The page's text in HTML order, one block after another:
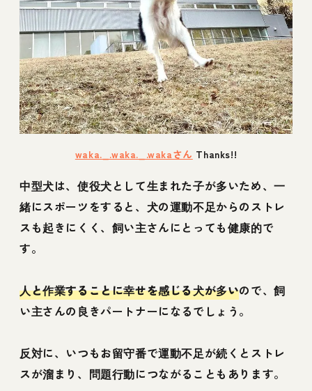
waka._.waka._.wakaさん Thanks!!
中型犬は、使役犬として生まれた子が多いため、一
緒にスポーツをすると、犬の運動不足からのストレ
スも起きにくく、飼い主さんにとっても健康的で
す。
人と作業することに幸せを感じる犬が多いので、飼
い主さんの良きパートナーになるでしょう。
反対に、いつもお留守番で運動不足が続くとストレ
スが溜まり、問題行動につながることもあります。